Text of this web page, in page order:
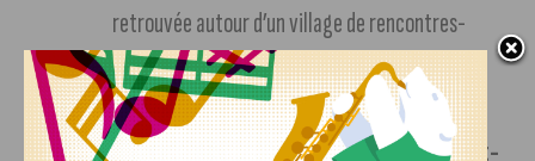
retrouvée autour d’un village de rencontres-
dégustations avec les viticulteurs de la
métropole.
Vente des Vins des Hospices de Nuits-Saint-